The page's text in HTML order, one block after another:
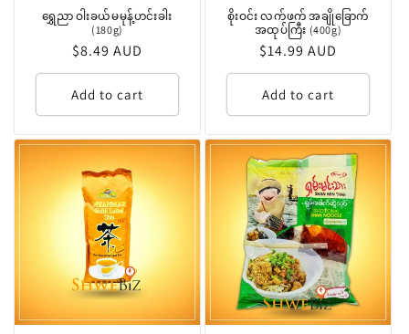
ရွှေညာ ဝါးခယ်မမုန့်ဟင်းခါး
(180g)
Regular
price
$8.49 AUD
Add to cart
စိုးဝင်း လက်ဖက် အချိုခြောက်
အထုပ်ကြီး (400g)
Regular
price
$14.99 AUD
Add to cart